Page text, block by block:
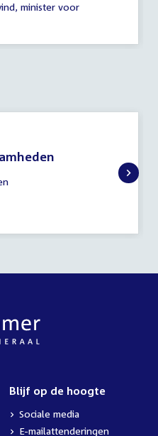
minister voor
Blijf op de hoogte
Sociale media
E-mailattenderingen